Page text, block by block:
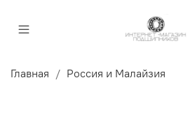
Главная Россия и Малайзия